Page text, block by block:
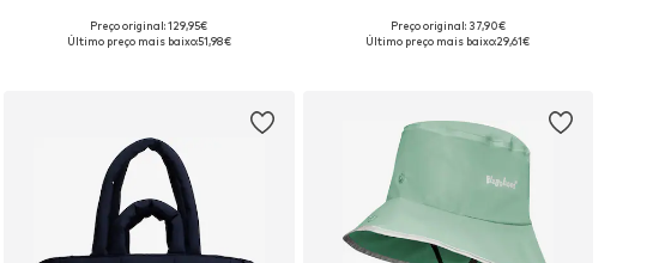
Tamanhos disponíveis: One Size
Preço original: 129,95€
Último preço mais baixo:51,98€
Tamanhos disponíveis: One Size
Preço original: 37,90€
Último preço mais baixo:29,61€